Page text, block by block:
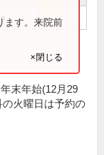
●ます。来院前
×閉じる
末年始(12月29
の火曜日は予約の